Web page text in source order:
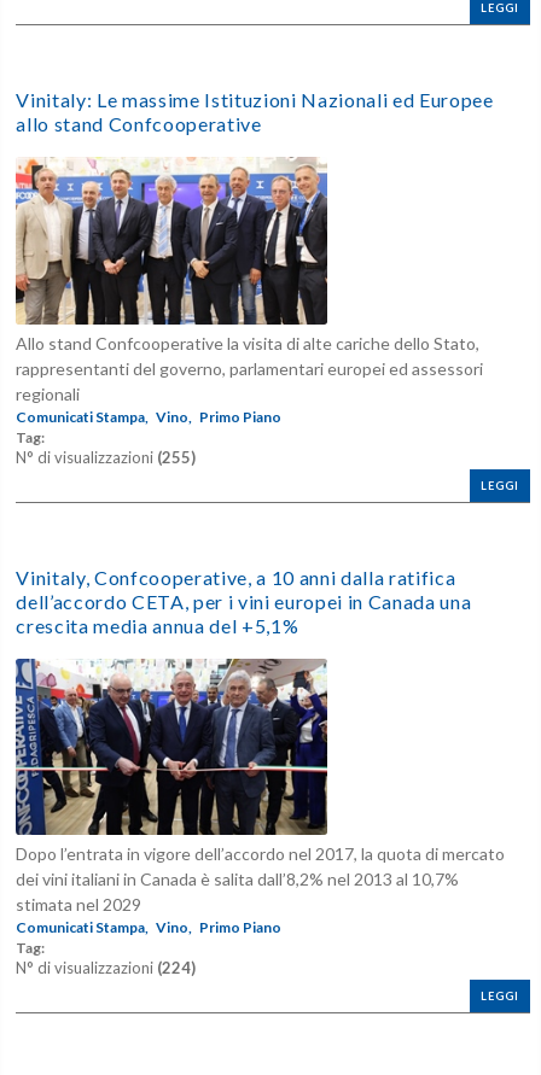
LEGGI
Vinitaly: Le massime Istituzioni Nazionali ed Europee
allo stand Confcooperative
Allo stand Confcooperative la visita di alte cariche dello Stato,
rappresentanti del governo, parlamentari europei ed assessori
regionali
Comunicati Stampa, Vino,
Primo Piano
Tag:
N° di visualizzazioni (255)
LEGGI
Vinitaly, Confcooperative, a 10 anni dalla ratifica
dell’accordo CETA, per i vini europei in Canada una
crescita media annua del +5,1%
Dopo l’entrata in vigore dell’accordo nel 2017, la quota di mercato
dei vini italiani in Canada è salita dall’8,2% nel 2013 al 10,7%
stimata nel 2029
Comunicati Stampa, Vino, Primo Piano
Tag:
N° di visualizzazioni (224)
LEGGI